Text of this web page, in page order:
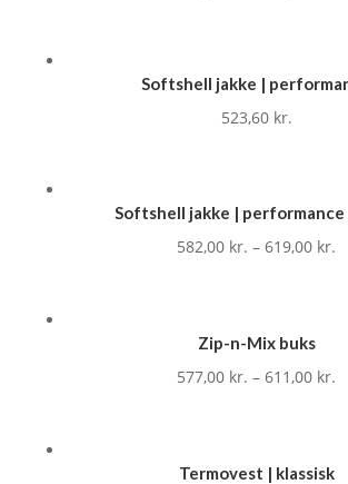
Softshell jakke |
523,60 kr.
Softshell jakke | performance
582,00 kr. –619,00 kr.
Zip-n-Mix buks
577,00 kr. –611,00 kr.
Termovest | klassisk